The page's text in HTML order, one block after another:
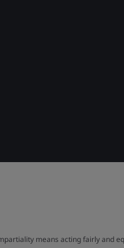
means acting fairly and